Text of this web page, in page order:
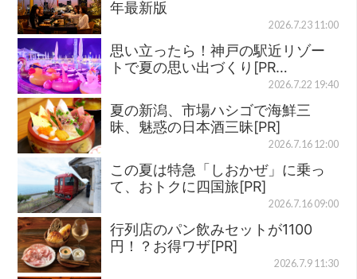
年最新版
2026.7.23 11:00
思い立ったら！神戸の駅近リゾー
トで夏の思い出づくり[PR…
2026.7.22 19:40
夏の新潟、市場ハシゴで海鮮三
昧、魅惑の日本酒三昧[PR]
2026.7.16 12:00
この夏は特急「しおかぜ」に乗っ
て、おトクに四国旅[PR]
2026.7.16 09:00
行列店のパン飲みセットが1100
円！？お得ワザ[PR]
2026.7.9 11:30